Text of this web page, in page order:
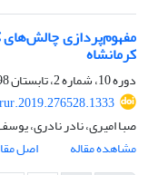
مفهوم‌پردازی
کرمانشاه
دوره 10، شماره 2، تابستان 1398، صفحه
صبا امیری، نادر نادری،
مشاهده مقاله
اصل